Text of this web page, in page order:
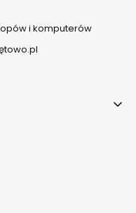
i komputerów